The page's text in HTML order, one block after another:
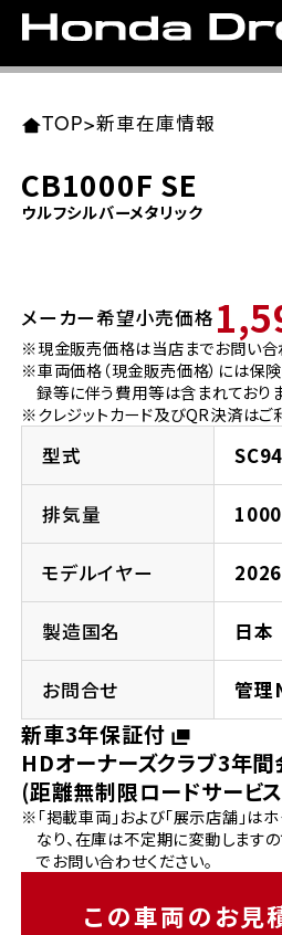
ラインアップ
レンタルバイク
洋用品
イベント
法人向けサービス
お問い合わせ
TOP>新車在庫情報
CB1000F SE
ウルフシルバーメタリック
メーカー希望小売価格
※現金販売価格は当店までお問い合
※車両価格（現金販売価格）には保険
録等に伴う費用等は含まれておりま
※クレジットカード及びQR決済はご
型式 SC94
排気量
モデルイヤー 2026
製造国名 日本
お問合せ 管理
新車3年保証付
HDオーナーズクラブ3年
(距離無制限ロードサービ
※「掲載車両」および「展示店舗」は
なり、在庫は不定期に変動します
でお問い合わせください。
この車両のお見
東北エリア 店舗一覧
岩手県
宮城県
ホンダドリーム 仙台
ホンダドリーム 宮城岩
福島県
ホンダドリーム 郡山
関東エリア 店舗一覧
東京都
ホンダドリーム 西東
ホンダドリーム 練馬
ホンダドリーム 板橋
ホンダドリーム 葛飾
ホンダドリーム 大田
ホンダドリーム 立川
神奈川県
ホンダドリーム 磯子
ホンダドリーム 横浜
中部エリア 店舗一覧
愛知県
ホンダドリーム 名古
ホンダドリーム 小牧
ホンダドリーム 名古屋
ホンダドリーム 一宮
ホンダドリーム 豊橋
ホンダドリーム 名古
岐阜県
ホンダドリーム 岐阜
近畿エリア 店舗一覧
大阪府
ホンダドリーム 箕面
ホンダドリーム 藤井
ホンダドリーム 東淀川
ホンダドリーム 豊中
京都府
ホンダドリーム 京都伏
ホンダドリーム 京都
兵庫県
ホンダドリーム 神戸
中国・四国エリア 店
岡山県
広島県
ホンダドリーム 広島
ホンダドリーム 福山
徳島県
ホンダドリーム 徳島
香川県
ホンダドリーム 高松
高知県
九州エリア 店舗一覧
福岡県
ホンダドリーム 福岡
ホンダドリーム 久留
ホンダドリーム 福岡春
ホンダドリーム 福岡
熊本県
ホンダドリーム 熊本